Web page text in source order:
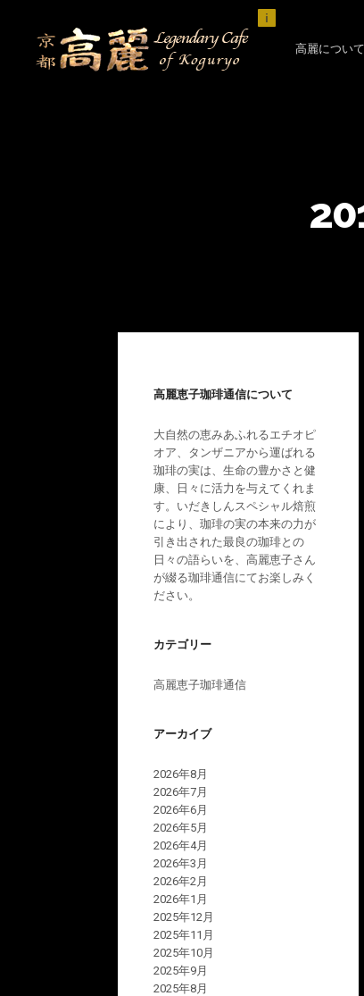
高麗について
i
高麗恵子珈琲通信について
大自然の恵みあふれるエチオピ
オア、タンザニアから運ばれる
珈琲の実は、生命の豊かさと健
康、日々に活力を与えてくれま
す。いだきしんスペシャル焙煎
により、珈琲の実の本来の力が
引き出された最良の珈琲との
日々の語らいを、高麗恵子さん
が綴る珈琲通信にてお楽しみく
ださい。
カテゴリー
高麗恵子珈琲通信
アーカイブ
2026年8月
2026年7月
2026年6月
2026年5月
2026年4月
2026年3月
2026年2月
2026年1月
2025年12月
2025年11月
2025年10月
2025年9月
2025年8月